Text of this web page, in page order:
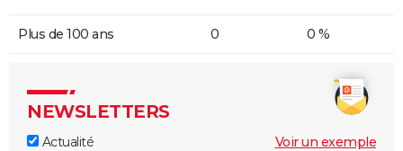
Plus de 100 ans 0 0 %
NEWSLETTERS
Actualité
Voir un exemple